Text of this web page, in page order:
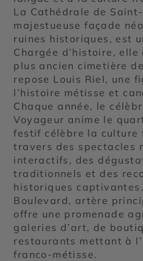
La Cathédrale de
majestueuse façade
ruines historiques, est
Chargée d’histoire,
plus ancien cimetière
repose Louis Riel, une
l’histoire métisse et
Chaque année, le
Voyageur anime le
festif célèbre la culture
travers des spectacles
interactifs, des
traditionnels et des
historiques
Boulevard, artère
offre une promenade
galeries d’art, de
restaurants mettant à
franco-métisse.